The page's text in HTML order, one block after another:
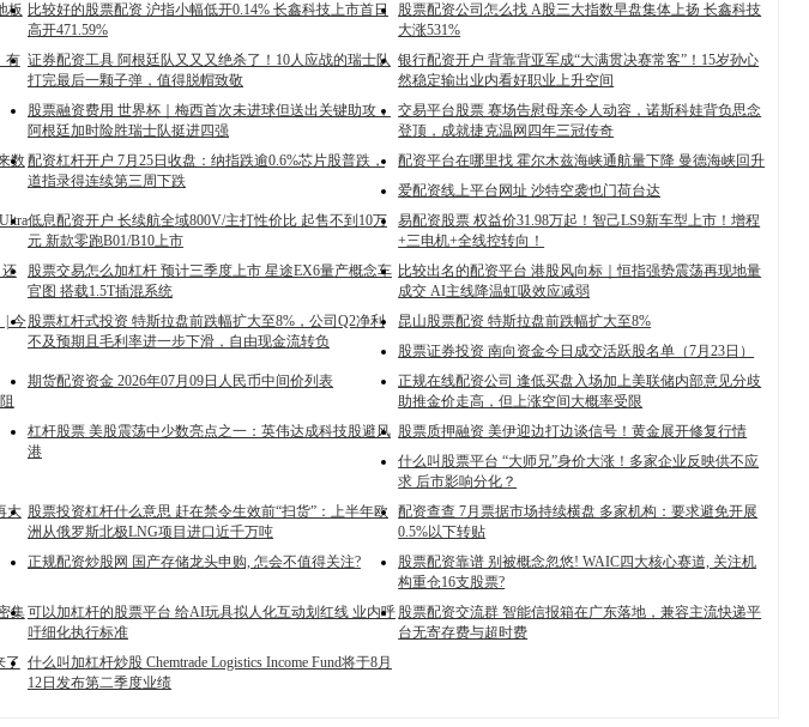
板 比较好的股票配资 沪指小幅低开0.14% 长鑫科技上市首日
高开471.59%
股票配资公司怎么找 A股三大指数早盘集体上扬 长鑫科技
大涨531%
有 证券配资工具 阿根廷队又又又绝杀了！10人应战的瑞士队
打完最后一颗子弹，值得脱帽致敬
银行配资开户 背靠背亚军成“大满贯决赛常客”！15岁孙心
然稳定输出业内看好职业上升空间
股票融资费用 世界杯｜梅西首次未进球但送出关键助攻，
阿根廷加时险胜瑞士队挺进四强
交易平台股票 赛场告慰母亲令人动容，诺斯科娃背负思念
登顶，成就捷克温网四年三冠传奇
数配资杠杆开户 7月25日收盘：纳指跌逾0.6%芯片股普跌，
道指录得连续第三周下跌
配资平台在哪里找 霍尔木兹海峡通航量下降 曼德海峡回升
爱配资线上平台网址 沙特空袭也门荷台达
低息配资开户 长续航全域800V/主打性价比 起售不到10万
元 新款零跑B01/B10上市
易配资股票 权益价31.98万起！智己LS9新车型上市！增程
+三电机+全线控转向！
股票交易怎么加杠杆 预计三季度上市 星途EX6量产概念车
官图 搭载1.5T插混系统
比较出名的配资平台 港股风向标｜恒指强势震荡再现地量
成交 AI主线降温虹吸效应减弱
| 今股票杠杆式投资 特斯拉盘前跌幅扩大至8%，公司Q2净利
不及预期且毛利率进一步下滑，自由现金流转负
昆山股票配资 特斯拉盘前跌幅扩大至8%
股票证券投资 南向资金今日成交活跃股名单（7月23日）
期货配资资金 2026年07月09日人民币中间价列表
正规在线配资公司 逢低买盘入场加上美联储内部意见分歧
助推金价走高，但上涨空间大概率受限
杠杆股票 美股震荡中少数亮点之一：英伟达成科技股避风
港
股票质押融资 美伊迎边打边谈信号！黄金展开修复行情
什么叫股票平台 “大师兄”身价大涨！多家企业反映供不应
求 后市影响分化？
大 股票投资杠杆什么意思 赶在禁令生效前“扫货”：上半年欧
洲从俄罗斯北极LNG项目进口近千万吨
配资查查 7月票据市场持续横盘 多家机构：要求避免开展
0.5%以下转贴
正规配资炒股网 国产存储龙头申购, 怎会不值得关注?
股票配资靠谱 别被概念忽悠! WAIC四大核心赛道, 关注机
构重仓16支股票?
集可以加杠杆的股票平台 给AI玩具拟人化互动划红线 业内呼
吁细化执行标准
股票配资交流群 智能信报箱在广东落地，兼容主流快递平
台无寄存费与超时费
了 什么叫加杠杆炒股 Chemtrade Logistics Income Fund将于8月
12日发布第二季度业绩